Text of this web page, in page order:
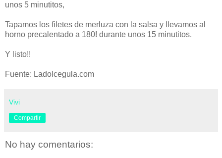
unos 5 minutitos,
Tapamos los filetes de merluza con la salsa y llevamos al
horno precalentado a 180! durante unos 15 minutitos.
Y listo!!
Fuente: Ladolcegula.com
Vivi
Compartir
No hay comentarios: